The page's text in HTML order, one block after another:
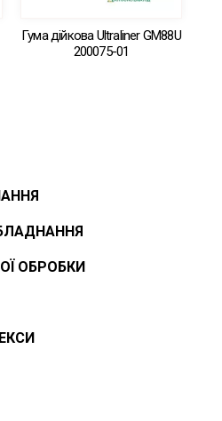
Гума дійкова Ultraliner GM88U
200075-01
ОБРОБКИ